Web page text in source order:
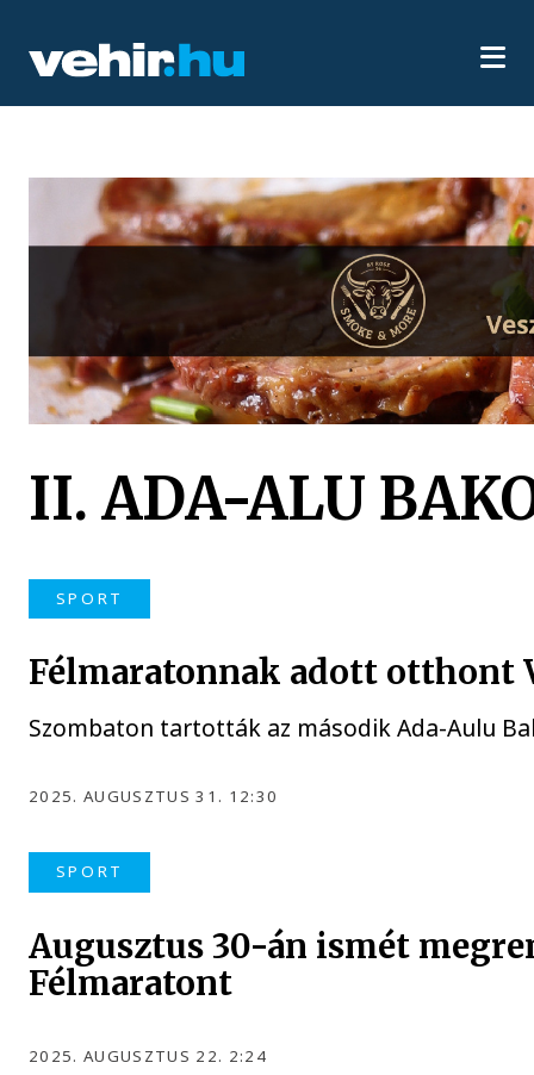
II. ADA-ALU
SPORT
Félmaratonnak adott otthont
Szombaton tartották az második Ada-Aulu
2025. AUGUSZTUS 31. 12:30
SPORT
Augusztus 30-án ismét
Félmaratont
2025. AUGUSZTUS 22. 2:24